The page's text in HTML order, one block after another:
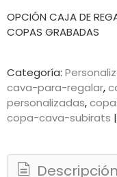
OPCIÓN CAJA DE
COPAS GRABADAS
Categoría:
cava-para-regalar
personalizadas
copa-cava-subirats |
Descripción